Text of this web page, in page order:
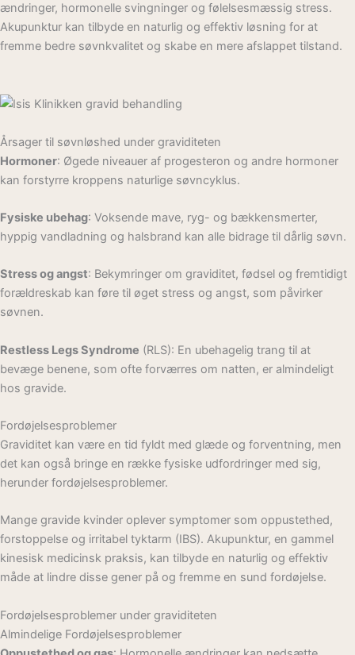
ændringer, hormonelle svingninger og følelsesmæssig stress.
Akupunktur kan tilbyde en naturlig og effektiv løsning for at
fremme bedre søvnkvalitet og skabe en mere afslappet tilstand.
Årsager til søvnløshed under graviditeten
Hormoner: Øgede niveauer af progesteron og andre hormoner
kan forstyrre kroppens naturlige søvncyklus.
Fysiske ubehag: Voksende mave, ryg- og bækkensmerter,
hyppig vandladning og halsbrand kan alle bidrage til dårlig søvn.
Stress og angst: Bekymringer om graviditet, fødsel og fremtidigt
forældreskab kan føre til øget stress og angst, som påvirker
søvnen.
Restless Legs Syndrome (RLS): En ubehagelig trang til at
bevæge benene, som ofte forværres om natten, er almindeligt
hos gravide.
Fordøjelsesproblemer
Graviditet kan være en tid fyldt med glæde og forventning, men
det kan også bringe en række fysiske udfordringer med sig,
herunder fordøjelsesproblemer.
Mange gravide kvinder oplever symptomer som oppustethed,
forstoppelse og irritabel tyktarm (IBS). Akupunktur, en gammel
kinesisk medicinsk praksis, kan tilbyde en naturlig og effektiv
måde at lindre disse gener på og fremme en sund fordøjelse.
Fordøjelsesproblemer under graviditeten
Almindelige Fordøjelsesproblemer